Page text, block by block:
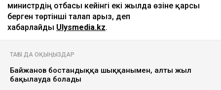
министрдің отбасы кейінгі екі жылда өзіне қарсы
берген төртінші талап арыз, деп
хабарлайды Ulysmedia.kz.
ТАҒЫ ДА ОҚЫҢЫЗДАР
Байжанов бостандыққа шыққанымен, алты жыл
бақылауда болады